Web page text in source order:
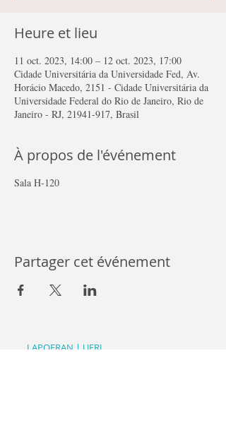
Heure et lieu
11 oct. 2023, 14:00 – 12 oct. 2023, 17:00
Cidade Universitária da Universidade Fed, Av.
Horácio Macedo, 2151 - Cidade Universitária da
Universidade Federal do Rio de Janeiro, Rio de
Janeiro - RJ, 21941-917, Brasil
À propos de l'événement
Sala H-120
Partager cet événement
LAPOFRAN | UFRJ